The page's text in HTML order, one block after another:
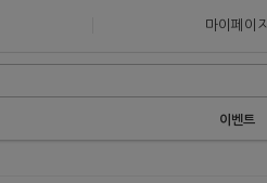
마이페이지
이벤트